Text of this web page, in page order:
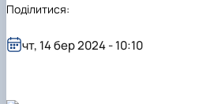
чт, 14 бер 2024 - 10:10
Поділитися: